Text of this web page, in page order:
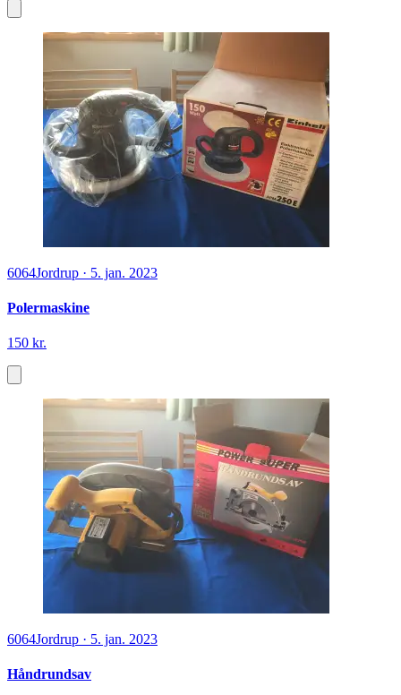
6064Jordrup · 5. jan. 2023
Polermaskine
150 kr.
6064Jordrup · 5. jan. 2023
Håndrundsav